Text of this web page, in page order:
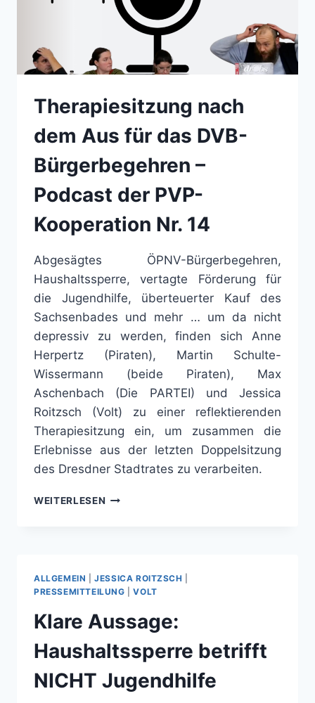
KOOPERATION
NR.15
Therapiesitzung nach
dem Aus für das DVB-
Bürgerbegehren –
Podcast der PVP-
Kooperation Nr. 14
Abgesägtes ÖPNV-Bürgerbegehren,
Haushaltssperre, vertagte Förderung für
die Jugendhilfe, überteuerter Kauf des
Sachsenbades und mehr … um da nicht
depressiv zu werden, finden sich Anne
Herpertz (Piraten), Martin Schulte-
Wissermann (beide Piraten), Max
Aschenbach (Die PARTEI) und Jessica
Roitzsch (Volt) zu einer reflektierenden
Therapiesitzung ein, um zusammen die
Erlebnisse aus der letzten Doppelsitzung
des Dresdner Stadtrates zu verarbeiten.
WEITERLESEN THERAPIESITZUNG
DVB-
BÜRGERBEGEHREN
–
PODCAST
DER
PVP-
KOOPERATION
NR.
ALLGEMEIN |JESSICA ROITZSCH
PRESSEMITTEILUNG |VOLT
Klare Aussage:
Haushaltssperre betrifft
NICHT Jugendhilfe